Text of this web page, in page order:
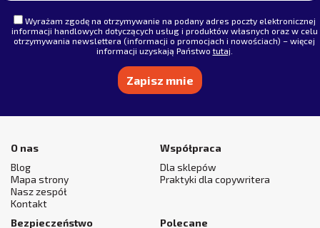
Wyrażam zgodę na otrzymywanie na podany adres poczty elektronicznej
informacji handlowych dotyczących usług i produktów własnych oraz w celu
otrzymywania newslettera (informacji o promocjach i nowościach) – więcej
informacji uzyskają Państwotutaj
O nas
Blog
Mapa strony
Nasz zespół
Kontakt
Współpraca
Dla sklepów
Praktyki dla copywritera
Bezpieczeństwo
Polecane